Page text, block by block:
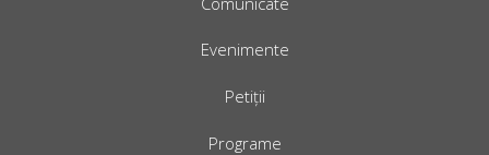
Evenimente
Petiții
Programe